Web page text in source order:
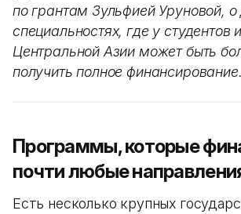
по грантам Зульфией Уруновой, о
специальностях, где у студентов
Центральной Азии может быть
получить полное финансирование.
Программы, которые
почти любые
Есть несколько крупных